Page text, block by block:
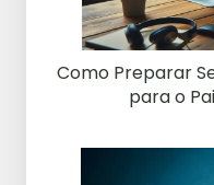
Como Preparar
para o